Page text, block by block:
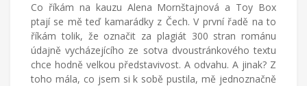
Co říkám na kauzu Alena Mornštajnová a Toy Box
ptají se mě teď kamarádky z Čech. V první řadě na to
říkám tolik, že označit za plagiát 300 stran románu
údajně vycházejícího ze sotva dvoustránkového textu
chce hodně velkou představivost. A odvahu. A jinak? Z
toho mála, co jsem si k sobě pustila, mě jednoznačně